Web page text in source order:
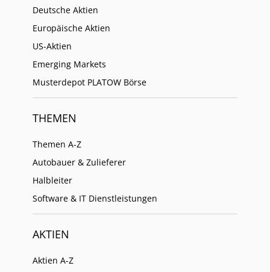
Deutsche Aktien
Europäische Aktien
US-Aktien
Emerging Markets
Musterdepot PLATOW Börse
THEMEN
Themen A-Z
Autobauer & Zulieferer
Halbleiter
Software & IT Dienstleistungen
AKTIEN
Aktien A-Z